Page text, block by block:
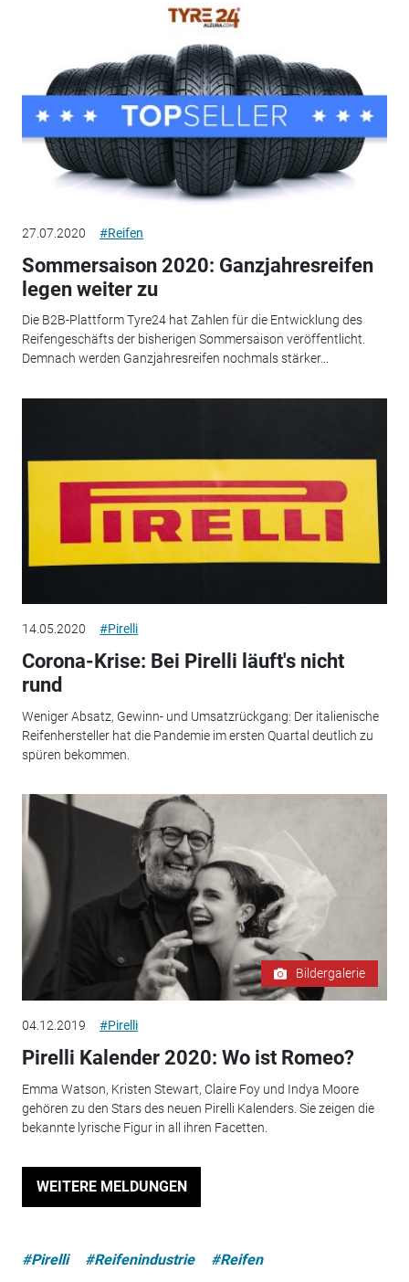
27.07.2020 #Reifen
Sommersaison 2020: Ganzjahresreifen
legen weiter zu
Die B2B-Plattform Tyre24 hat Zahlen für die Entwicklung des
Reifengeschäfts der bisherigen Sommersaison veröffentlicht.
Demnach werden Ganzjahresreifen nochmals stärker...
14.05.2020 #Pirelli
Corona-Krise: Bei Pirelli läuft's nicht
rund
Weniger Absatz, Gewinn- und Umsatzrückgang: Der italienische
Reifenhersteller hat die Pandemie im ersten Quartal deutlich zu
spüren bekommen.
Bildergalerie
04.12.2019 #Pirelli
Pirelli Kalender 2020: Wo ist Romeo?
Emma Watson, Kristen Stewart, Claire Foy und Indya Moore
gehören zu den Stars des neuen Pirelli Kalenders. Sie zeigen die
bekannte lyrische Figur in all ihren Facetten.
WEITERE MELDUNGEN
#Pirelli #Reifenindustrie #Reifen